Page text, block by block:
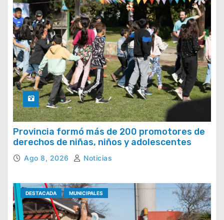
Provincia formó más de 200 promotores de
derechos de niñas, niños y adolescentes
Ago 8, 2026 Noticias
DESTACADA MUNICIPALES